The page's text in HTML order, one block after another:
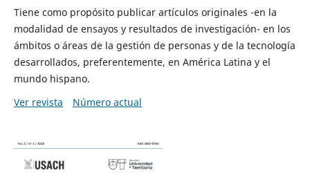
Tiene como propósito publicar artículos originales -en la
modalidad de ensayos y resultados de investigación- en los
ámbitos o áreas de la gestión de personas y de la tecnología
desarrollados, preferentemente, en América Latina y el
mundo hispano.
Ver revista
Número actual